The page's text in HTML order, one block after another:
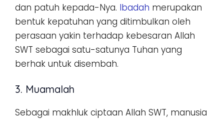
dan patuh kepada-Nya. Ibadah merupakan
bentuk kepatuhan yang ditimbulkan oleh
perasaan yakin terhadap kebesaran Allah
SWT sebagai satu-satunya Tuhan yang
berhak untuk disembah.
3. Muamalah
Sebagai makhluk ciptaan Allah SWT, manusia